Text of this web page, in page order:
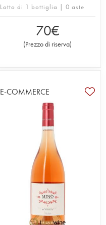
Lotto di 1 bottiglia | 0 aste
70€
(Prezzo di riserva)
E-COMMERCE